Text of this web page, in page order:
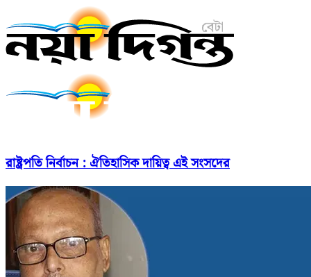
রাষ্ট্রপতি নির্বাচন : ঐতিহাসিক দায়িত্ব এই সংসদের